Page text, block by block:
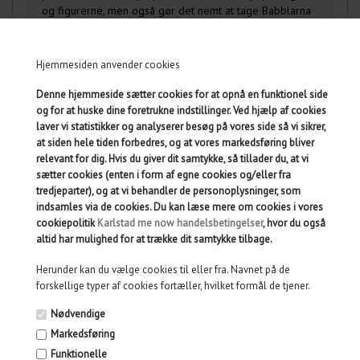
Hjemmesiden anvender cookies
Denne hjemmeside sætter cookies for at opnå en funktionel side
og for at huske dine foretrukne indstillinger. Ved hjælp af cookies
laver vi statistikker og analyserer besøg på vores side så vi sikrer,
at siden hele tiden forbedres, og at vores markedsføring bliver
relevant for dig. Hvis du giver dit samtykke, så tillader du, at vi
sætter cookies (enten i form af egne cookies og/eller fra
tredjeparter), og at vi behandler de personoplysninger, som
indsamles via de cookies. Du kan læse mere om cookies i vores
cookiepolitikKarlstad me now handelsbetingelser, hvor du også
altid har mulighed for at trække dit samtykke tilbage.
Herunder kan du vælge cookies til eller fra. Navnet på de
forskellige typer af cookies fortæller, hvilket formål de tjener.
Nødvendige
Markedsføring
Funktionelle
og figurerne, men også gør det nemt at tage Babblarna
lyddukkerne alene, tilbyder denne startpakke uendelige
muligheder for at forbedre lydlige opmærksomhed, øve
skelneøvelser og have masser af sjov på vejen mod at
mestre S og G lydene.
Opdag glæden ved sprogtræning med den
underholdende og lærerige Babblarna GS startpakke!
Denne pakke er ideel til børn, der skal begynde at øve
S- og G-lydene, og er en sjov og let måde at komme
videre med at styrke de sproglige færdigheder med
Babblarna.
Pakken indeholder: æske med 6 stk. Babblarna GS
bamse, 1 stk. Vovvo mini bamse, 1 bog - Babbibboo
Babblarna kartonbog. Alt sammen kommer i en praktisk
og figurerne, men også gør det nemt at tage Babblarna
med på farten. Uanset om du kombinerer Babblarna GS i
leg med de andre Babblarna venner eller bruger